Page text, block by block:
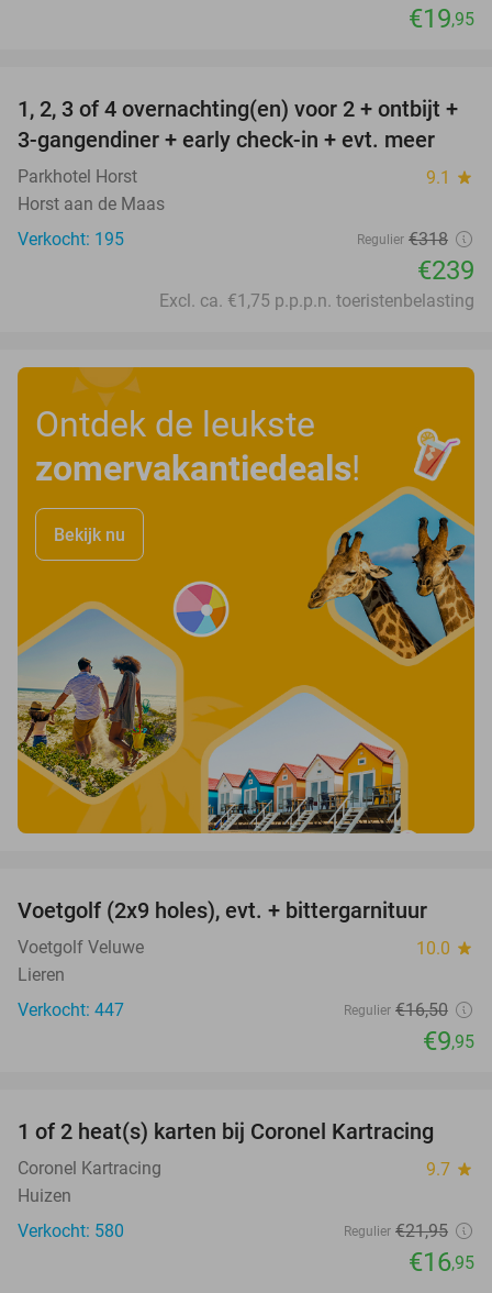
€19,95
25%
1, 2, 3 of 4 overnachting(en) voor 2 + ontbijt +
3-gangendiner + early check-in + evt. meer
Parkhotel Horst 9.1 star
Horst aan de Maas
Verkocht: 195
Regulier €318
€239
Excl. ca. €1,75 p.p.p.n. toeristenbelasting
Ontdek de leukste
zomervakantiedeals!
Bekijk nu
40%
Voetgolf (2x9 holes), evt. + bittergarnituur
Voetgolf Veluwe 10.0 star
Lieren
Verkocht: 447
Regulier €16,50
€9,95
23%
1 of 2 heat(s) karten bij Coronel Kartracing
Coronel Kartracing 9.7 star
Huizen
Verkocht: 580
Regulier €21,95
€16,95